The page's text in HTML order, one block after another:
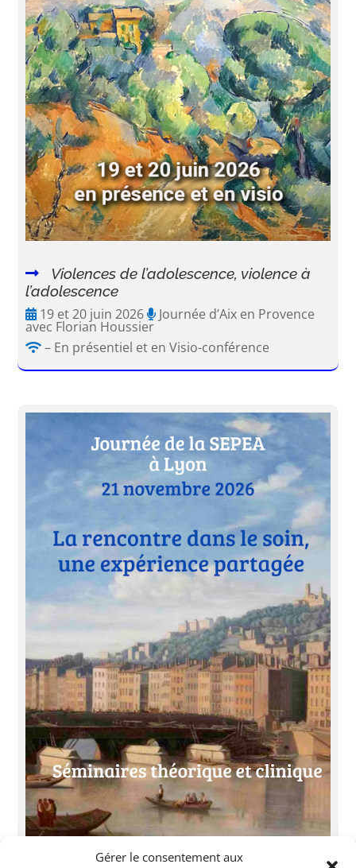
Gérer le consentement aux
Violences de l’adolescence, violence à
l’adolescence
19 et 20 juin 2026
Journée d’Aix en Provence
avec Florian Houssier
– En présentiel et en Visio-conférence